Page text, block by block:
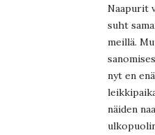
Naapurit
suht
meillä.
nyt en
näiden